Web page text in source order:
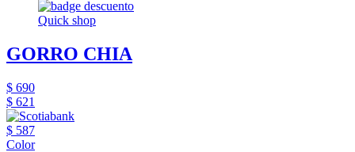
Quick shop
GORRO CHIA
$ 690
$ 621
$ 587
Color